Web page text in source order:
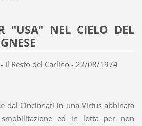
"USA" NEL CIELO DEL
Il Resto del Carlino - 22/08/1974
dal Cincinnati in una Virtus abbinata
ed in lotta per non